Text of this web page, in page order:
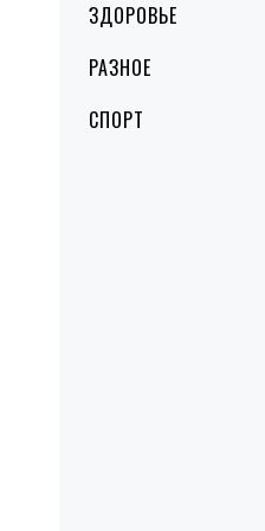
ЗДОРОВЬЕ
РАЗНОЕ
СПОРТ